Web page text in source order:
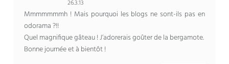
26.3.13
Mmmmmmmh ! Mais pourquoi les blogs ne sont-ils pas en
odorama ?!!
Quel magnifique gâteau ! J’adorerais goûter de la bergamote.
Bonne journée et à bientôt !